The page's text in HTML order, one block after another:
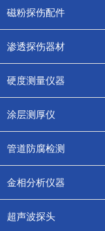
磁粉探伤配件
渗透探伤器材
硬度测量仪器
涂层测厚仪
管道防腐检测
金相分析仪器
超声波探头